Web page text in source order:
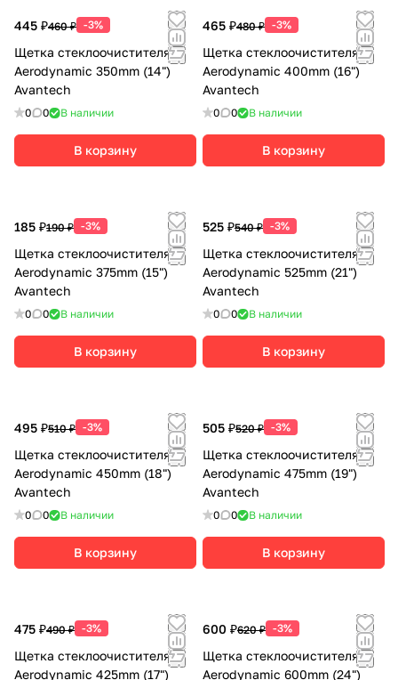
445 ₽460 ₽ -3%
Щетка стеклоочистителя
Aerodynamic 350mm (14")
Avantech
0 0 В наличии
В корзину
465 ₽480 ₽ -3%
Щетка стеклоочистителя
Aerodynamic 400mm (16")
Avantech
0 0 В наличии
В корзину
185 ₽190 ₽ -3%
Щетка стеклоочистителя
Aerodynamic 375mm (15")
Avantech
0 0 В наличии
В корзину
525 ₽540 ₽ -3%
Щетка стеклоочистителя
Aerodynamic 525mm (21")
Avantech
0 0 В наличии
В корзину
495 ₽510 ₽ -3%
Щетка стеклоочистителя
Aerodynamic 450mm (18")
Avantech
0 0 В наличии
В корзину
505 ₽520 ₽ -3%
Щетка стеклоочистителя
Aerodynamic 475mm (19")
Avantech
0 0 В наличии
В корзину
475 ₽490 ₽ -3%
Щетка стеклоочистителя
Aerodynamic 425mm (17")
600 ₽620 ₽ -3%
Щетка стеклоочистителя
Aerodynamic 600mm (24")